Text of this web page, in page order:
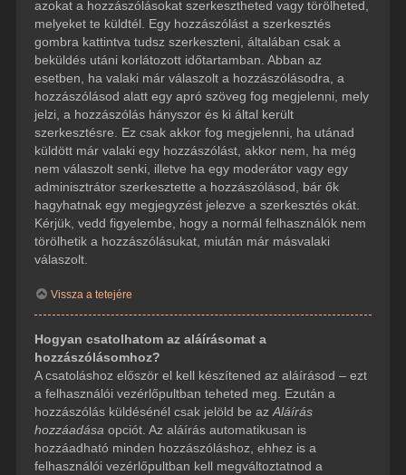
azokat a hozzászólásokat szerkesztheted vagy törölheted,
melyeket te küldtél. Egy hozzászólást a szerkesztés
gombra kattintva tudsz szerkeszteni, általában csak a
beküldés utáni korlátozott időtartamban. Abban az
esetben, ha valaki már válaszolt a hozzászólásodra, a
hozzászólásod alatt egy apró szöveg fog megjelenni, mely
jelzi, a hozzászólás hányszor és ki által került
szerkesztésre. Ez csak akkor fog megjelenni, ha utánad
küldött már valaki egy hozzászólást, akkor nem, ha még
nem válaszolt senki, illetve ha egy moderátor vagy egy
adminisztrátor szerkesztette a hozzászólásod, bár ők
hagyhatnak egy megjegyzést jelezve a szerkesztés okát.
Kérjük, vedd figyelembe, hogy a normál felhasználók nem
törölhetik a hozzászólásukat, miután már másvalaki
válaszolt.
Vissza a tetejére
Hogyan csatolhatom az aláírásomat a
hozzászólásomhoz?
A csatoláshoz először el kell készítened az aláírásod – ezt
a felhasználói vezérlőpultban teheted meg. Ezután a
hozzászólás küldésénél csak jelöld be az Aláírás
hozzáadása opciót. Az aláírás automatikusan is
hozzáadható minden hozzászóláshoz, ehhez is a
felhasználói vezérlőpultban kell megváltoztatnod a